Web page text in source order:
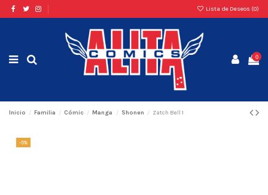
Lista de Deseos (0)
0
Inicio Familia Cómic Manga Shonen Zatch Bell 1
-5%